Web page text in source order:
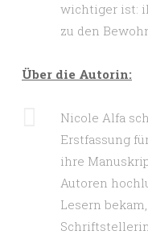
wichtiger ist:
zu den
Über die Autorin:
Nicole Alfa
Erstfassung
ihre
Autoren
Lesern